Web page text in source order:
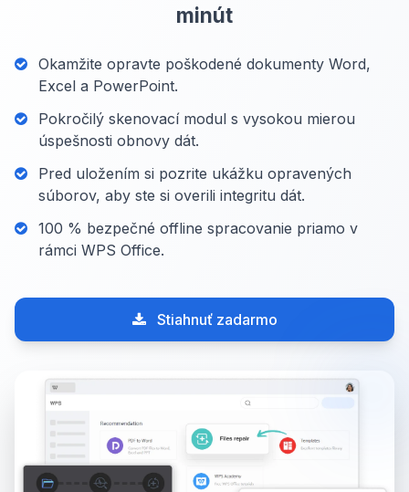
minút
Okamžite opravte poškodené dokumenty Word,
Excel a PowerPoint.
Pokročilý skenovací modul s vysokou mierou
úspešnosti obnovy dát.
Pred uložením si pozrite ukážku opravených
súborov, aby ste si overili integritu dát.
100 % bezpečné offline spracovanie priamo v
rámci WPS Office.
Stiahnuť zadarmo